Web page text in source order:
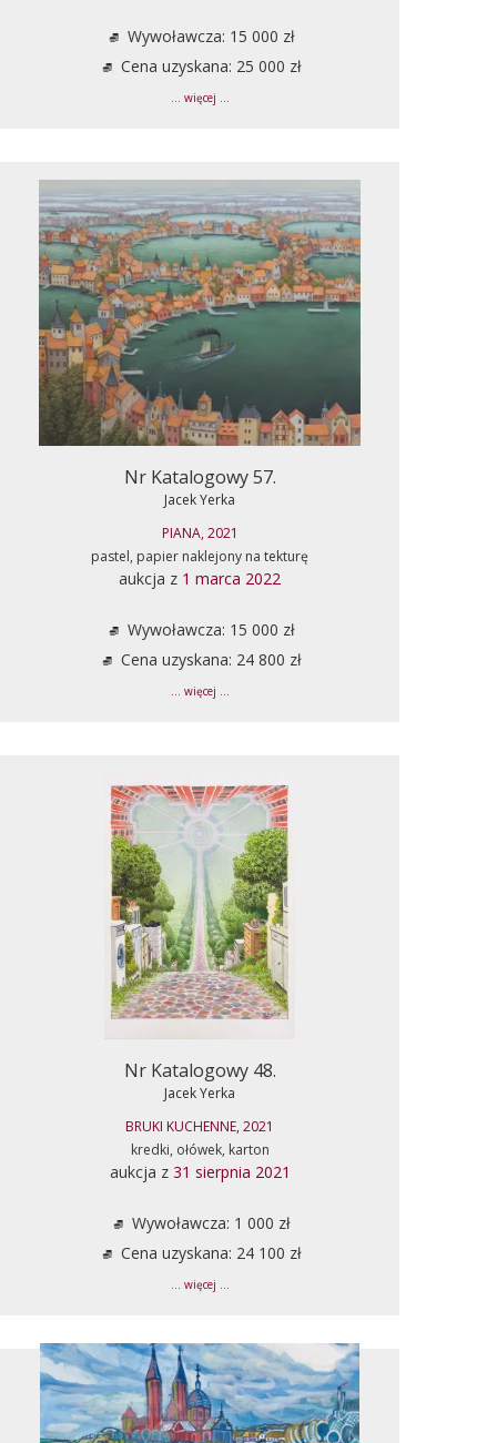
Wywoławcza: 15 000 zł
Cena uzyskana: 25 000 zł
... więcej ...
Nr Katalogowy 57.
Jacek Yerka
PIANA, 2021
pastel, papier naklejony na tekturę
aukcja z 1 marca 2022
Wywoławcza: 15 000 zł
Cena uzyskana: 24 800 zł
... więcej ...
Nr Katalogowy 48.
Jacek Yerka
BRUKI KUCHENNE, 2021
kredki, ołówek, karton
aukcja z 31 sierpnia 2021
Wywoławcza: 1 000 zł
Cena uzyskana: 24 100 zł
... więcej ...